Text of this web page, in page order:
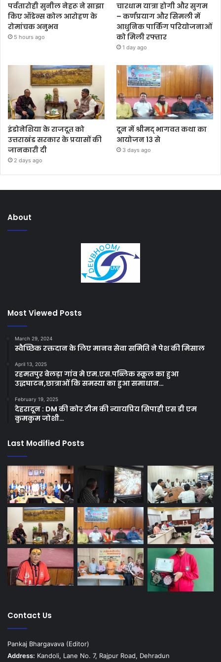
पर्वतारोही सुनील नेहरू ने साझा
किए ऑडेन्स कोल आरोहण के
रोमांचक अनुभव
5 hours ago
चारधाम यात्रा होगी और सुगम
– कर्णप्रयाग और सिमली में
आधुनिक पार्किंग परियोजनाओं
को मिली रफ्तार
1 day ago
इंडोनेशिया के राजदूत को
उत्तराखंड सरकार के प्रयासों की
जानकारी दी
2 days ago
दून में श्रीमद् भागवत कथा का
आयोजन 13 से
3 days ago
About
Most Viewed Posts
March 29, 2024
स्वैच्छिक रक्तदान के लिए मानव सेवा समिति ने पेश की मिसाल
April 13, 2025
रहमतपुर बेलड़ा गांव मे एम.एस.पब्लिक स्कूल का हुआ
उद्धघाटन,छात्राओं कि समस्या का हुआ समाधान…
February 19, 2025
देहरादून : DM की कोर टीम की न्यायप्रिय सिपाही एस डी एम
कुमकुम जोशी…
Last Modified Posts
Contact Us
Pankaj Bhargavava (Editor)
Address: Kandoli, Lane No. 7, Rajpur Road, Dehradun